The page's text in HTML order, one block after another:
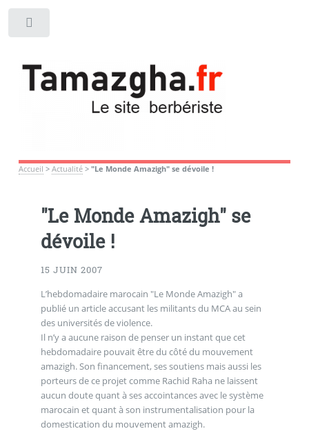
Accueil > Actualité> "Le Monde Amazigh" se dévoile !
"Le Monde Amazigh" se
dévoile !
15 JUIN 2007
L’hebdomadaire marocain "Le Monde Amazigh" a
publié un article accusant les militants du MCA au sein
des universités de violence.
Il n’y a aucune raison de penser un instant que cet
hebdomadaire pouvait être du côté du mouvement
amazigh. Son financement, ses soutiens mais aussi les
porteurs de ce projet comme Rachid Raha ne laissent
aucun doute quant à ses accointances avec le système
marocain et quant à son instrumentalisation pour la
domestication du mouvement amazigh.